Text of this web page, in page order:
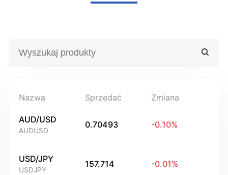
Nazwa Sprzedać Zmiana
AUD/USD
AUDUSD
0.70493 -0.10%
USD/JPY
USDJPY
157.714 -0.01%